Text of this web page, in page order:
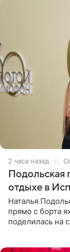
2 часа назад
Подольская
отдыхе в
Наталья
прямо с борта
поделилась на